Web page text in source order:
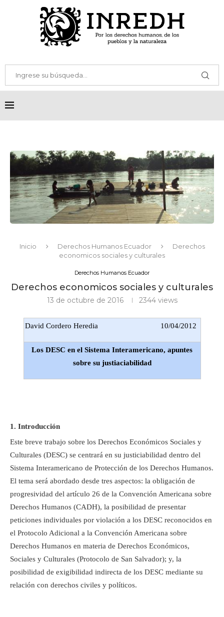
Inicio Derechos Humanos Ecuador
Derechos
economicos sociales y culturales
Derechos Humanos Ecuador
Derechos economicos sociales y culturales
13 de octubre de 2016 2344views
David Cordero Heredia 10/04/2012
Los DESC en el Sistema Interamericano, apuntes
sobre su justiaciabilidad
1. Introducción
Este breve trabajo sobre los Derechos Económicos Sociales y
Culturales (DESC) se centrará en su justiciabilidad dentro del
Sistema Interamericano de Protección de los Derechos Humanos.
El tema será abordado desde tres aspectos: la obligación de
progresividad del artículo 26 de la Convención Americana sobre
Derechos Humanos (CADH), la posibilidad de presentar
peticiones individuales por violación a los DESC reconocidos en
el Protocolo Adicional a la Convención Americana sobre
Derechos Humanos en materia de Derechos Económicos,
Sociales y Culturales (Protocolo de San Salvador); y, la
posibilidad de exigibilidad indirecta de los DESC mediante su
relación con derechos civiles y políticos.